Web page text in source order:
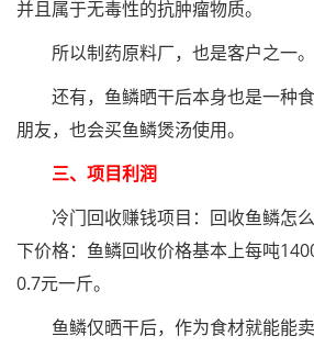
并且属于无毒性的抗肿瘤物质。
所以制药原料厂，也是客户之一。
还有，鱼鳞晒干后本身也是一种食
朋友，也会买鱼鳞煲汤使用。
三、项目利润
冷门回收赚钱项目：回收鱼鳞怎么
下价格：鱼鳞回收价格基本上每吨
0.7元一斤。
鱼鳞仅晒干后，作为食材就能能卖